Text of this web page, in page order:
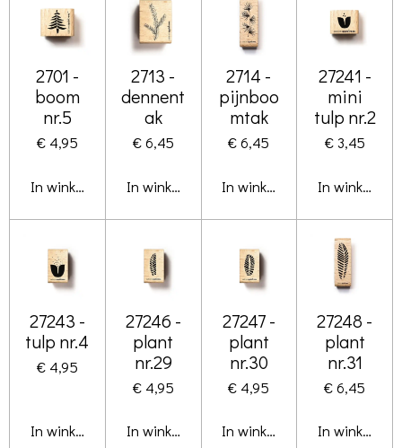
2701 -
boom
nr.5
€ 4,95
In winkelwagen
2713 -
dennent
ak
€ 6,45
In winkelwagen
2714 -
pijnboo
mtak
€ 6,45
In winkelwagen
27241 -
mini
tulp nr.2
€ 3,45
In
27243 -
tulp nr.4
€ 4,95
In winkelwagen
27246 -
plant
nr.29
€ 4,95
In winkelwagen
27247 -
plant
nr.30
€ 4,95
In winkelwagen
27248 -
plant
nr.31
€ 6,45
In